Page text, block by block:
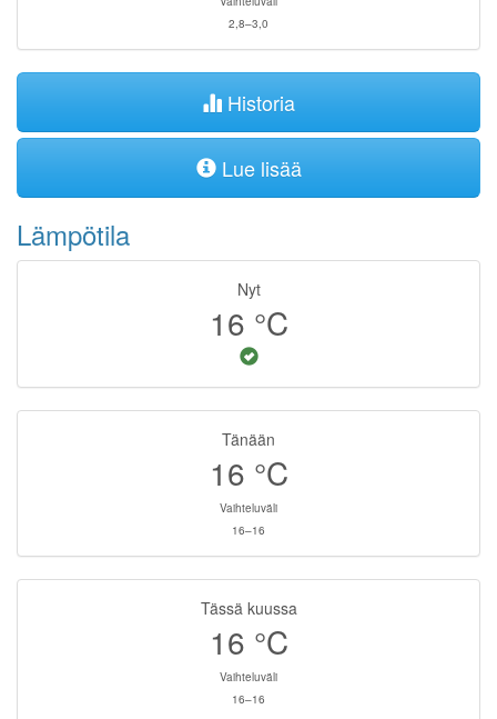
2,8–3,0
Historia
Lue lisää
Lämpötila
Nyt
16 °C
Tänään
16 °C
Vaihteluväli
16–16
Tässä kuussa
16 °C
Vaihteluväli
16–16